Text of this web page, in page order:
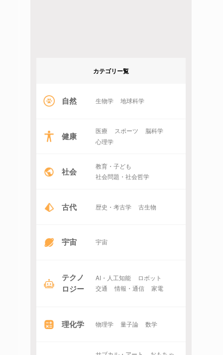
カテゴリー覧
自然 生物学 地球科学
健康 医療 スポーツ
脳科学
心理学
社会
教育・子ども
社会問題・社会哲学
古代 歴史・考古学 古生物
宇宙 宇宙
テクノ
ロジー
AI・人工知能
ロボット
交通
情報・通信 家電
理化学 物理学 量子論 数学